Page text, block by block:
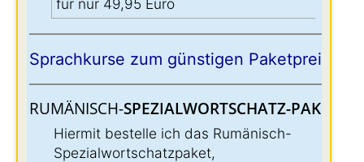
für nur 49,95 Euro
Sprachkurse zum günstigen Paketpreis:
RUMÄNISCH-SPEZIALWORTSCHATZ-PAKET:
Hiermit bestelle ich das Rumänisch-
Spezialwortschatzpaket,